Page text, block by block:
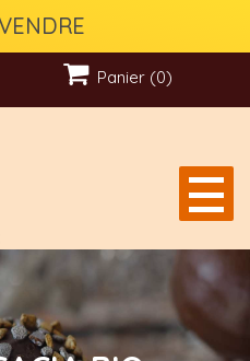
Panier (0)